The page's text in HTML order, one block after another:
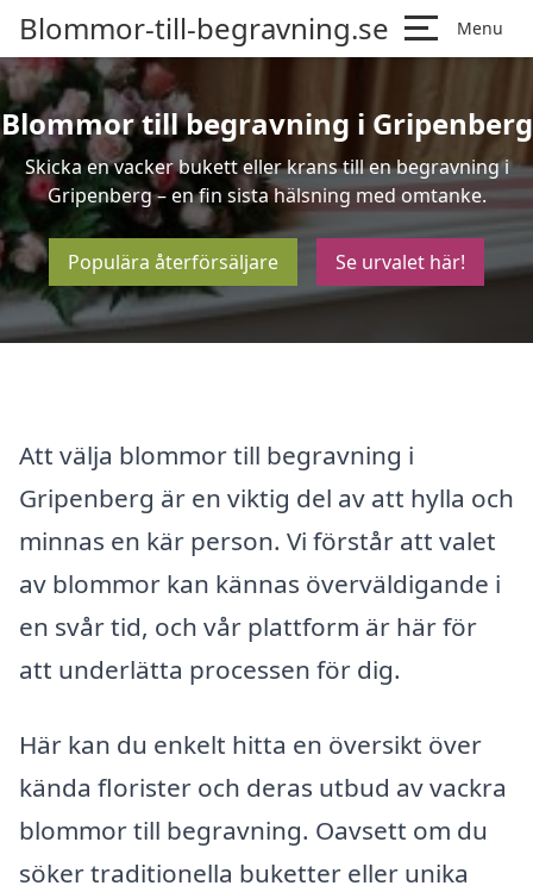
Blommor-till-begravning.se Menu
Blommor till begravning i Gripenberg
Skicka en vacker bukett eller krans till en begravning i
Gripenberg – en fin sista hälsning med omtanke.
Populära återförsäljare Se urvalet här!
Att välja blommor till begravning i
Gripenberg är en viktig del av att hylla och
minnas en kär person. Vi förstår att valet
av blommor kan kännas överväldigande i
en svår tid, och vår plattform är här för
att underlätta processen för dig.
Här kan du enkelt hitta en översikt över
kända florister och deras utbud av vackra
blommor till begravning. Oavsett om du
söker traditionella buketter eller unika